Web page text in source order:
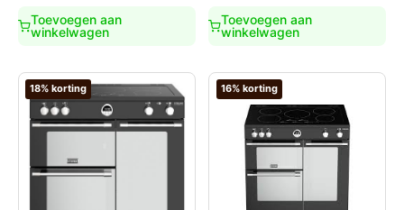
€2.499,00.
€2.299,00.
Toevoegen aan
winkelwagen
Toevoegen aan
winkelwagen
18% korting 16% korting